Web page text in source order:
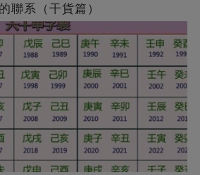
聯系（干貨篇）